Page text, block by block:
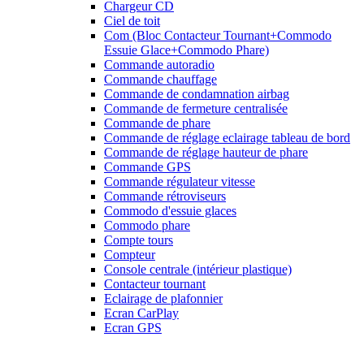
Chargeur CD
Ciel de toit
Com (Bloc Contacteur Tournant+Commodo
Essuie Glace+Commodo Phare)
Commande autoradio
Commande chauffage
Commande de condamnation airbag
Commande de fermeture centralisée
Commande de phare
Commande de réglage eclairage tableau de bord
Commande de réglage hauteur de phare
Commande GPS
Commande régulateur vitesse
Commande rétroviseurs
Commodo d'essuie glaces
Commodo phare
Compte tours
Compteur
Console centrale (intérieur plastique)
Contacteur tournant
Eclairage de plafonnier
Ecran CarPlay
Ecran GPS